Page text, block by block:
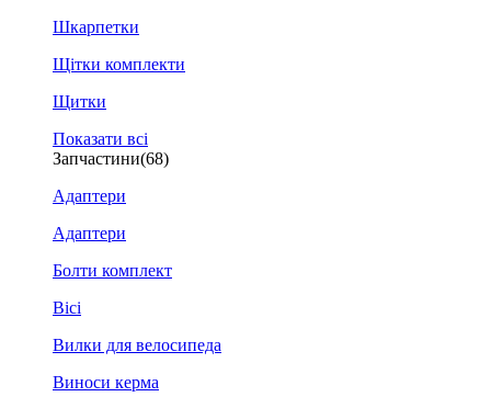
Шкарпетки
Щітки комплекти
Щитки
Показати всі
Запчастини(68)
Адаптери
Адаптери
Болти комплект
Вісі
Вилки для велосипеда
Виноси керма